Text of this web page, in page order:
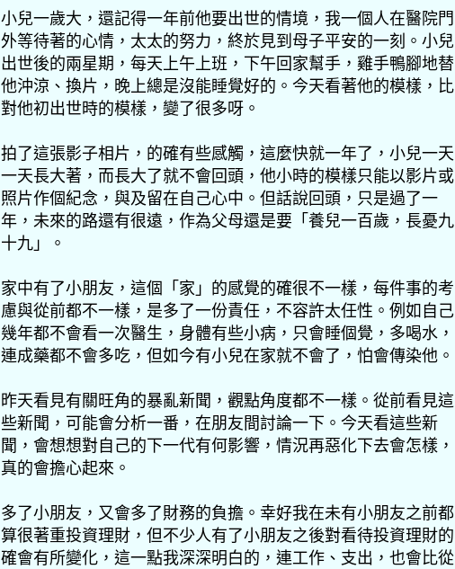
小兒一歲大，還記得一年前他要出世的情境，我一個人在醫院門
外等待著的心情，太太的努力，終於見到母子平安的一刻。小兒
出世後的兩星期，每天上午上班，下午回家幫手，雞手鴨腳地替
他沖涼、換片，晚上總是沒能睡覺好的。今天看著他的模樣，比
對他初出世時的模樣，變了很多呀。
拍了這張影子相片，的確有些感觸，這麼快就一年了，小兒一天
一天長大著，而長大了就不會回頭，他小時的模樣只能以影片或
照片作個紀念，與及留在自己心中。但話說回頭，只是過了一
年，未來的路還有很遠，作為父母還是要「養兒一百歲，長憂九
十九」。
家中有了小朋友，這個「家」的感覺的確很不一樣，每件事的考
慮與從前都不一樣，是多了一份責任，不容許太任性。例如自己
幾年都不會看一次醫生，身體有些小病，只會睡個覺，多喝水，
連成藥都不會多吃，但如今有小兒在家就不會了，怕會傳染他。
昨天看見有關旺角的暴亂新聞，觀點角度都不一樣。從前看見這
些新聞，可能會分析一番，在朋友間討論一下。今天看這些新
聞，會想想對自己的下一代有何影響，情況再惡化下去會怎樣，
真的會擔心起來。
多了小朋友，又會多了財務的負擔。幸好我在未有小朋友之前都
算很著重投資理財，但不少人有了小朋友之後對看待投資理財的
確會有所變化，這一點我深深明白的，連工作、支出，也會比從